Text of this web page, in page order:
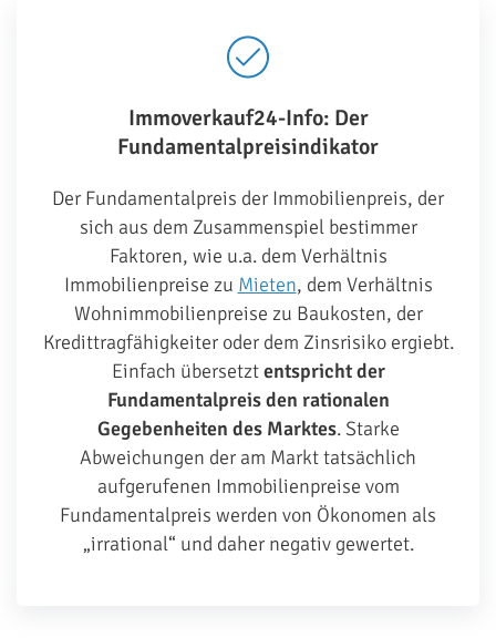
Immoverkauf24-Info: Der
Fundamentalpreisindikator
Der Fundamentalpreis der Immobilienpreis, der
sich aus dem Zusammenspiel bestimmer
Faktoren, wie u.a. dem Verhältnis
Immobilienpreise zu Mieten, dem Verhältnis
Wohnimmobilienpreise zu Baukosten, der
Kredittragfähigkeiter oder dem Zinsrisiko ergiebt.
Einfach übersetztentspricht der
Fundamentalpreis den rationalen
Gegebenheiten des Marktes. Starke
Abweichungen der am Markt tatsächlich
aufgerufenen Immobilienpreise vom
Fundamentalpreis werden von Ökonomen als
„irrational“ und daher negativ gewertet.